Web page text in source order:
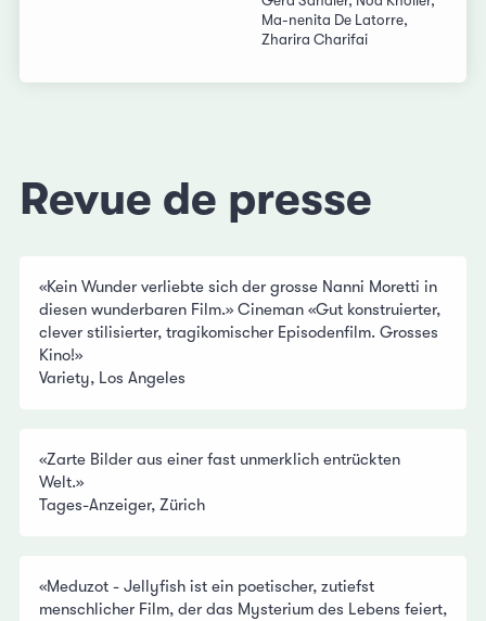
Ma-nenita De Latorre,
Zharira Charifai
Revue de presse
«Kein Wunder verliebte sich der grosse Nanni Moretti in
diesen wunderbaren Film.» Cineman «Gut konstruierter,
clever stilisierter, tragikomischer Episodenfilm. Grosses
Kino!»
Variety, Los Angeles
«Zarte Bilder aus einer fast unmerklich entrückten
Welt.»
Tages-Anzeiger, Zürich
«Meduzot - Jellyfish ist ein poetischer, zutiefst
menschlicher Film, der das Mysterium des Lebens feiert,